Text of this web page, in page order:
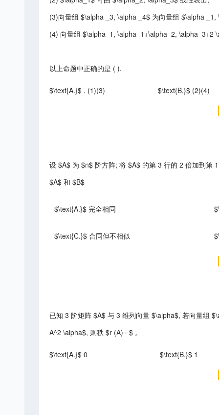
(3)向量组 $\alpha _3, \alpha _4$ 为向量组 $\alpha
(4) 向量组 $\alpha_1, \alpha_1+\alpha_2, \alpha_3+2
以上命题中正确的是 ( ).
$\text{A.}$ . (1)(3) $\text{B.}$ (2)(4)
设 $A$ 为 $n$ 阶方阵; 将 $A$ 的第 3 行的 2 倍加到第
$A$ 和 $B$
$\text{A.}$ 完全相同
$\text{C.}$ 合同但不相似
已知 3 阶矩阵 $A$ 与 3 维列向量 $\alpha$, 若向量组
A^2 \alpha$, 则秩 $r (A)= $ 。
$\text{A.}$ 0 $\text{B.}$ 1